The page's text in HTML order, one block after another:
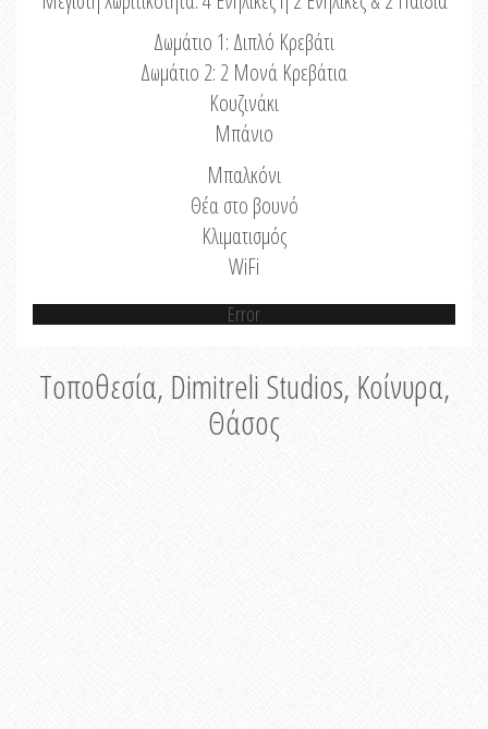
Δωμάτιο 1: Διπλό Κρεβάτι
Δωμάτιο 2: 2 Μονά Κρεβάτια
Κουζινάκι
Μπάνιο
Μπαλκόνι
Θέα στο βουνό
Κλιματισμός
WiFi
Error
Τοποθεσία, Dimitreli Studios, Κοίνυρα,
Θάσος